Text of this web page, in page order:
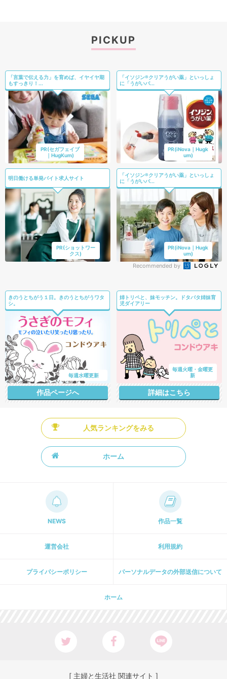
PICKUP
「言葉で伝える力」を育めば、イヤイヤ期
もすっきり！...
PR(セガフェイブ
｜HugKum)
「イソジン®クリアうがい薬」といっしょ
に「うがいパ...
PR(iNova｜Hugk
um)
明日働ける単発バイト求人サイト
PR(ショットワー
クス)
「イソジン®クリアうがい薬」といっしょ
に「うがいパ...
PR(iNova｜Hugk
um)
Recommended by
きのうとちがう１日。きのうとちがうワタ
シ。
毎週水曜更新
作品ページへ
姉トリペと、妹モッチン。ドタバタ姉妹育
児ダイアリー
毎週火曜・金曜更
新
詳細はこちら
人気ランキングをみる
ホーム
NEWS 作品一覧
運営会社 利用規約
プライパシーポリシー パーソナルデータの外部送信について
ホーム
[ 主婦と生活社 関連サイト ]